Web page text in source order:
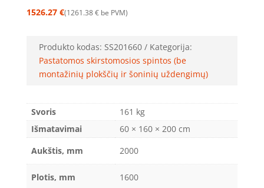
1526.27 € 1261.38€ be PVM
Produkto kodas: SS201660
Kategorija:
Pastatomos skirstomosios spintos (be
montažinių plokščių ir šoninių uždengimų)
Svoris
161 kg
Išmatavimai
60 × 160 × 200 cm
Aukštis, mm
2000
Plotis, mm 1600